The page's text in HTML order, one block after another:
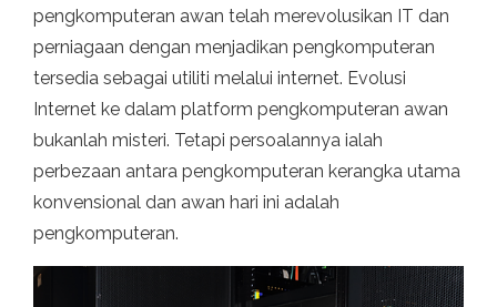
pengkomputeran awan telah merevolusikan IT dan
perniagaan dengan menjadikan pengkomputeran
tersedia sebagai utiliti melalui internet. Evolusi
Internet ke dalam platform pengkomputeran awan
bukanlah misteri. Tetapi persoalannya ialah
perbezaan antara pengkomputeran kerangka utama
konvensional dan awan hari ini adalah
pengkomputeran.